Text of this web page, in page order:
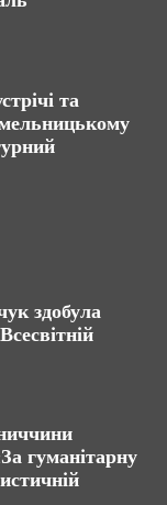
та
здобула
гуманітарну